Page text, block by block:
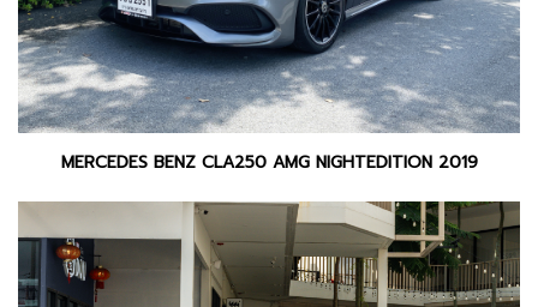
MERCEDES BENZ CLA250 AMG NIGHTEDITION 2019